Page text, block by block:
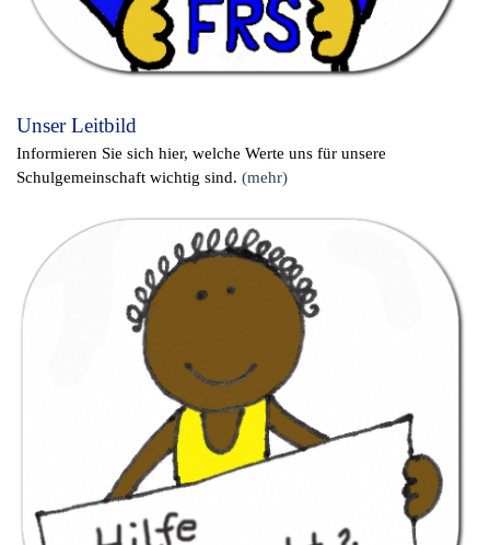
Unser Leitbild
Informieren Sie sich hier, welche Werte uns für unsere
Schulgemeinschaft wichtig sind. (mehr)